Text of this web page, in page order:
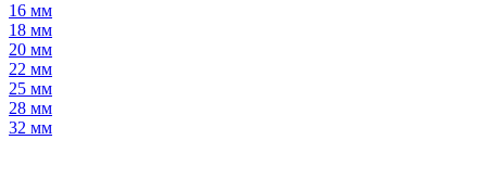
16 мм
18 мм
20 мм
22 мм
25 мм
28 мм
32 мм